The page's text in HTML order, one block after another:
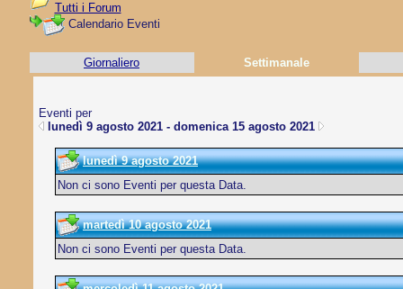
Tutti i Forum
Calendario Eventi
Giornaliero Settimanale
Eventi per
lunedì 9 agosto 2021 - domenica 15 agosto 2021
lunedì 9 agosto 2021
Non ci sono Eventi per questa Data.
martedì 10 agosto 2021
Non ci sono Eventi per questa Data.